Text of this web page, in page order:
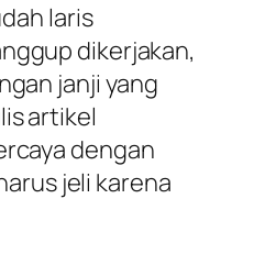
laris
dikerjakan,
janji yang
artikel
dengan
jeli karena